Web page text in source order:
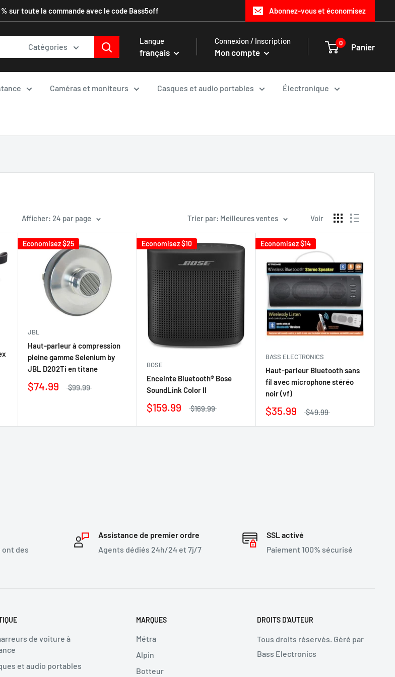
sur toute la commande avec le code Bass5off Abonnez-vous et économisez
Catégories
Langue
français
Connexion / Inscription
Mon compte
0 Panier
Caméras et moniteurs Casques et audio portables Électronique
Afficher: 24 par page Trier par: Meilleures ventes Voir
Economisez$25
JBL
Haut-parleur à compression
pleine gamme Selenium by
JBL D202Ti en titane
$74.99 $99.99
Economisez$10
BOSE
Enceinte Bluetooth® Bose
SoundLink Color II
$159.99 $169.99
Economisez$14
BASS ELECTRONICS
Haut-parleur Bluetooth sans
fil avec microphone stéréo
noir (vf)
$35.99 $49.99
ont des
Assistance de premier ordre
Agents dédiés 24h/24 et 7j/7
SSL activé
Paiement 100% sécurisé
de voiture à
et audio portables
MARQUES
Métra
Alpin
Botteur
DROITS D'AUTEUR
Tous droits réservés. Géré par
Bass Electronics